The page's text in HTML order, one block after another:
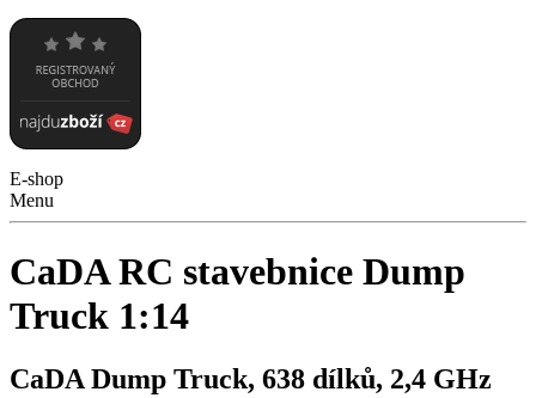
E-shop
Menu
CaDA RC stavebnice Dump
Truck 1:14
CaDA Dump Truck, 638 dílků, 2,4 GHz